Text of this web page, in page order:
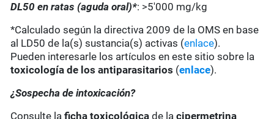
DL50 en ratas (aguda oral)*: >5'000 mg/kg
*Calculado según la directiva 2009 de la OMS en base
al LD50 de la(s) sustancia(s) activas (enlace).
Pueden interesarle los artículos en este sitio sobre la
toxicología de los antiparasitarios (enlace).
¿Sospecha de intoxicación?
Consulte laficha toxicológica de lacipermetrina